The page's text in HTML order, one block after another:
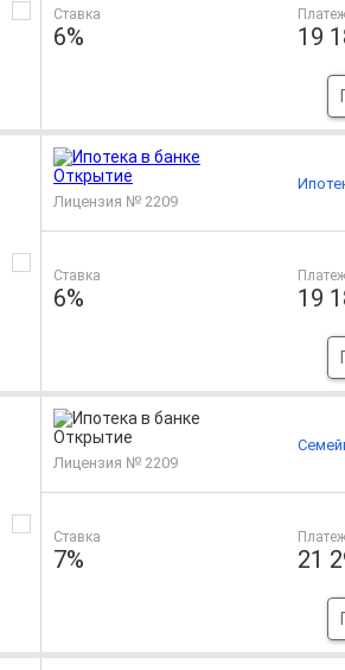
Ставка
6% 19
Лицензия № 2209
Ставка
6% 19
Лицензия № 2209
Ставка
7% 21